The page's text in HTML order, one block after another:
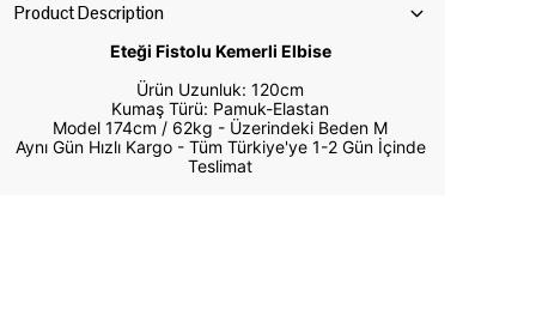
Product Description
Eteği Fistolu Kemerli Elbise
Ürün Uzunluk: 120cm
Kumaş Türü: Pamuk-Elastan
Model 174cm / 62kg - Üzerindeki Beden M
Aynı Gün Hızlı Kargo - Tüm Türkiye'ye 1-2 Gün İçinde
Teslimat